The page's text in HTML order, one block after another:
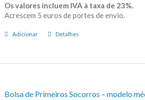
Os valores incluem IVA à taxa de 23%.
Acrescem 5 euros de portes de envio.
Adicionar Detalhes
Bolsa de Primeiros Socorros – modelo